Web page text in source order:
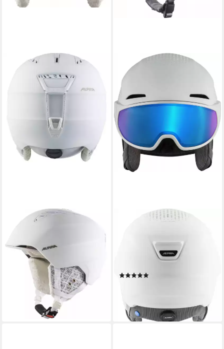
ALPINA SPORTS
prosecco A9226
79,99 €
lieferbar - in 4-5 Werktagen bei dir
ALPINA SPORTS
Visier Skihelm
Snowboardhelm White Matt